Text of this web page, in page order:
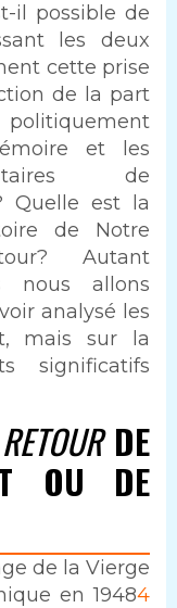
il possible de
les deux
cette prise
de la part
politiquement
et les
de
Quelle est la
de Notre
Autant
nous allons
analysé les
mais sur la
significatifs
DE
OU DE
de la Vierge
en 19484